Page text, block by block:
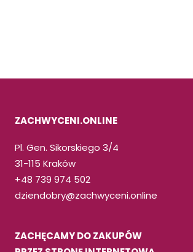
ZACHWYCENI.ONLINE
Pl. Gen. Sikorskiego 3/4
31-115 Kraków
+48 739 974 502
dziendobry@zachwyceni.online
ZACHĘCAMY DO ZAKUPÓW